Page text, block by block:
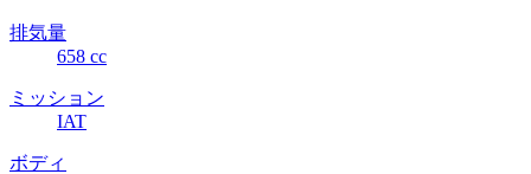
排気量
658 cc
ミッション
IAT
ボディ